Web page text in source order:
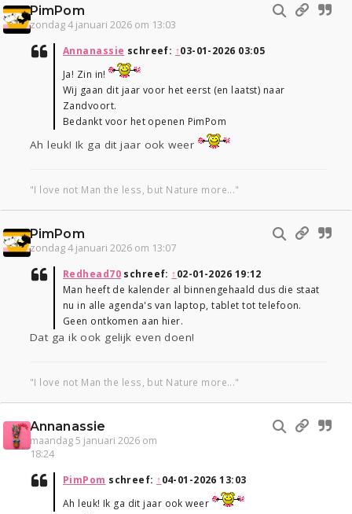
PimPom
zondag 4 januari 2026 om 13:03
Annanassie schreef: ↑03-01-2026 03:05
Ja! Zin in!
Wij gaan dit jaar voor het eerst (en laatst) naar
Zandvoort.
Bedankt voor het openen PimPom
Ah leuk! Ik ga dit jaar ook weer
"I love not Man the less, but Nature more..."
PimPom
zondag 4 januari 2026 om 13:07
Redhead70schreef: ↑02-01-2026 19:12
Man heeft de kalender al binnengehaald dus die staat
nu in alle agenda's van laptop, tablet tot telefoon.
Geen ontkomen aan hier.
Dat ga ik ook gelijk even doen!
"I love not Man the less, but Nature more..."
Annanassie
maandag 5 januari 2026 om
18:24
PimPom schreef: ↑04-01-2026 13:03
Ah leuk! Ik ga dit jaar ook weer